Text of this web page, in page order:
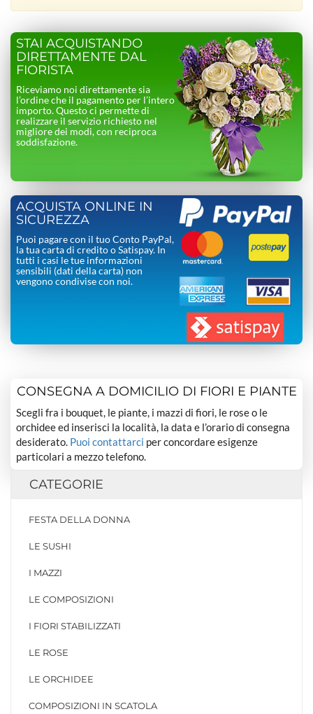
STAI ACQUISTANDO
DIRETTAMENTE DAL
FIORISTA
Riceviamo noi direttamente sia
l’ordine che il pagamento per l’intero
importo. Questo ci permette di
realizzare il servizio richiesto nel
migliore dei modi, con reciproca
soddisfazione.
ACQUISTA ONLINE IN
SICUREZZA
Puoi pagare con il tuo Conto PayPal,
la tua carta di credito o Satispay. In
tutti i casi le tue informazioni
sensibili (dati della carta) non
vengono condivise con noi.
CONSEGNA A DOMICILIO DI FIORI E PIANTE
Scegli fra i bouquet, le piante, i mazzi di fiori, le rose o le
orchidee ed inserisci la località, la data e l’orario di consegna
desiderato. Puoi contattarci per concordare esigenze
particolari a mezzo telefono.
CATEGORIE
FESTA DELLA DONNA
LE SUSHI
I MAZZI
LE COMPOSIZIONI
I FIORI STABILIZZATI
LE ROSE
LE ORCHIDEE
COMPOSIZIONI IN SCATOLA